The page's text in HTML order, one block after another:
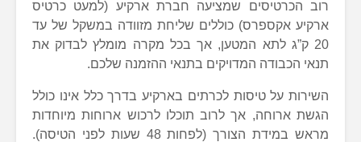
רוב הכרטיסים שמציעה חברת ארקיע (למעט כרטיס
ארקיע אקספרס) כוללים שליחת מזוודה במשקל של עד
20 ק”ג לתא המטען, אך בכל מקרה מומלץ לבדוק את
תנאי הכבודה המדויקים בתנאי ההזמנה שלכם.
השירות על טיסות לכרתים בארקיע בדרך כלל אינו כולל
הגשת ארוחה, אך לרוב תוכלו לרכוש ארוחות מיוחדות
מראש במידת הצורך (לפחות 48 שעות לפני הטיסה).